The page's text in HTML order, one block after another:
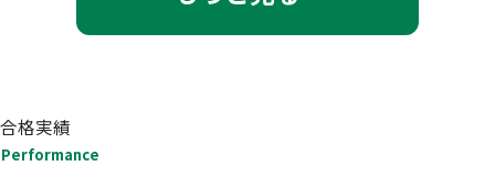
合格実績
Performance